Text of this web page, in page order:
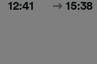
12:41 15:38